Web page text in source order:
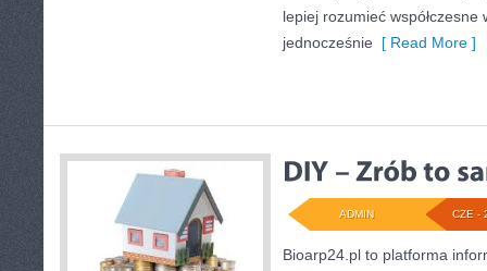
lepiej rozumieć
jednocześnie [ Read More ]
CZE -
ADMIN
Bioarp24.pl to platforma